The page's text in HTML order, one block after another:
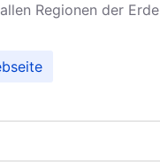
Regionen der Erde